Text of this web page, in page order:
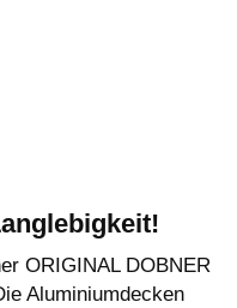
ORIGINAL DOBNER
Aluminiumdecken